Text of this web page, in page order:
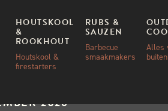
HOUTSKOOL
&
ROOKHOUT
Houtskool &
firestarters
RUBS &
SAUZEN
Barbecue
smaakmakers
Alles
2026